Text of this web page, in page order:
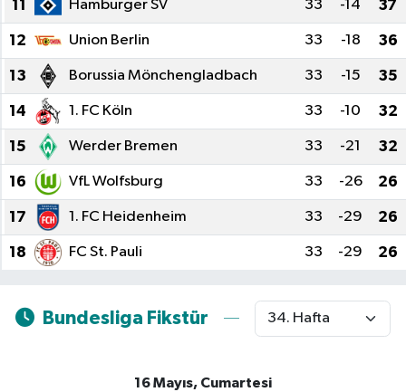
11 Hamburger SV 33 -14 37
12 Union Berlin 33 -18 36
13 Borussia Mönchengladbach 33 -15 35
14 1. FC Köln 33 -10 32
15 Werder Bremen 33 -21 32
16 VfL Wolfsburg 33 -26 26
17 1. FC Heidenheim 33 -29 26
18 FC St. Pauli 33 -29 26
Bundesliga Fikstür
16 Mayıs, Cumartesi
Kültür & Sanat
KURDÎ
Sağlık
Sağlık & Yaşam
Siyaset
Yaşam